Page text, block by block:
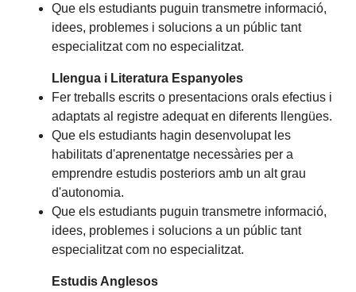
Que els estudiants puguin transmetre informació,
idees, problemes i solucions a un públic tant
especialitzat com no especialitzat.
Llengua i Literatura Espanyoles
Fer treballs escrits o presentacions orals efectius i
adaptats al registre adequat en diferents llengües.
Que els estudiants hagin desenvolupat les
habilitats d'aprenentatge necessàries per a
emprendre estudis posteriors amb un alt grau
d'autonomia.
Que els estudiants puguin transmetre informació,
idees, problemes i solucions a un públic tant
especialitzat com no especialitzat.
Estudis Anglesos